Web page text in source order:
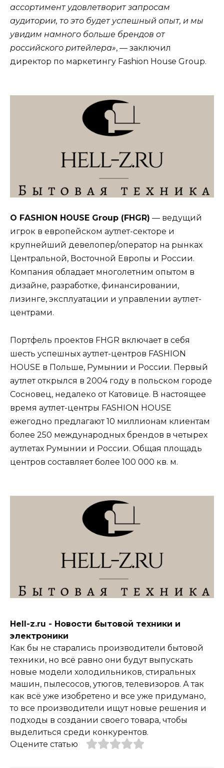
ассортимент удовлетворит запросам
аудитории, то это будет успешный опыт, и мы
увидим намного больше брендов от
российского ритейлера», — заключил
директор по маркетингу Fashion House Group.
О FASHION HOUSE Group (FHGR) — ведущий
игрок в европейском аутлет-секторе и
крупнейший девелопер/оператор на рынках
Центральной, Восточной Европы и России.
Компания обладает многолетним опытом в
дизайне, разработке, финансировании,
лизинге, эксплуатации и управлении аутлет-
центрами.
Портфель проектов FHGR включает в себя
шесть успешных аутлет-центров FASHION
HOUSE в Польше, Румынии и России. Первый
аутлет открылся в 2004 году в польском городе
Сосновец, недалеко от Катовице. В настоящее
время аутлет-центры FASHION HOUSE
ежегодно предлагают 10 миллионам клиентам
более 250 международных брендов в четырех
аутлетах Румынии и России. Общая площадь
центров составляет более 100 000 кв. м.
Hell-z.ru - Новости бытовой техники и
электроники
Как бы не старались производители бытовой
техники, но всё равно они будут выпускать
новые модели холодильников, стиральных
машин, пылесосов, утюгов, телевизоров. А так
как всё уже изобретено и все уже придумано,
то все производители ищут новые решения и
подходы в создании своего товара, чтобы
выделиться среди конкурентов.
Оцените статью